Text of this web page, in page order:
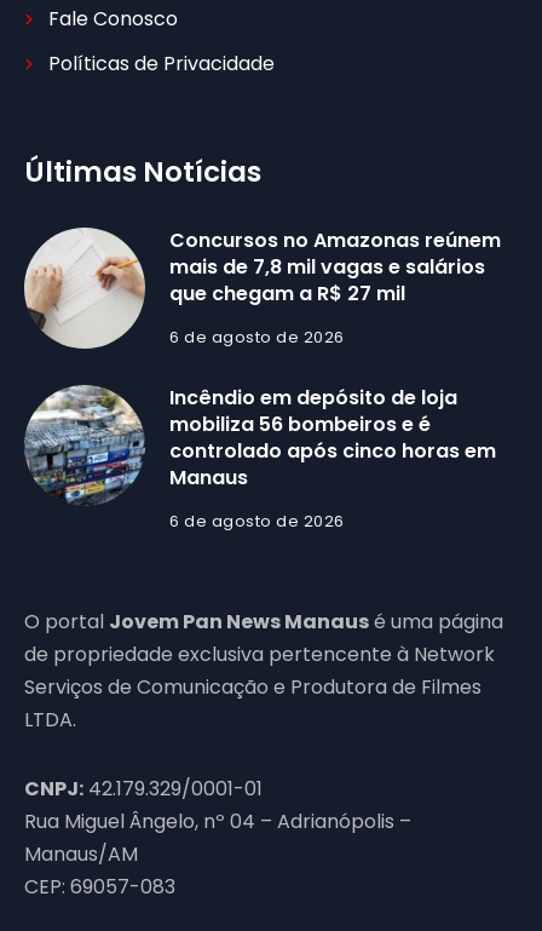
Fale Conosco
Políticas de Privacidade
Últimas Notícias
Concursos no Amazonas reúnem
mais de 7,8 mil vagas e salários
que chegam a R$ 27 mil
6 de agosto de 2026
Incêndio em depósito de loja
mobiliza 56 bombeiros e é
controlado após cinco horas em
Manaus
6 de agosto de 2026
O portal Jovem Pan News Manausé uma página
de propriedade exclusiva pertencente à Network
Serviços de Comunicação e Produtora de Filmes
LTDA.
CNPJ: 42.179.329/0001-01
Rua Miguel Ângelo, nº 04 – Adrianópolis –
Manaus/AM
CEP: 69057-083